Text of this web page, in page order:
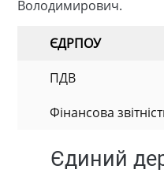
Володимирович.
ЄДРПОУ
ПДВ
Фінансова
Єдиний